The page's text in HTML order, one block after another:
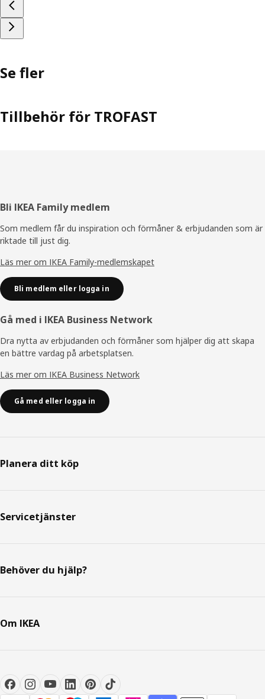
Se fler
Tillbehör för TROFAST
Sidfot
Bli IKEA Family medlem
Som medlem får du inspiration och förmåner & erbjudanden som är
riktade till just dig.
Läs mer om IKEA Family-medlemskapet
Bli medlem eller logga in
Gå med i IKEA Business Network
Dra nytta av erbjudanden och förmåner som hjälper dig att skapa
en bättre vardag på arbetsplatsen.
Läs mer om IKEA Business Network
Gå med eller logga in
Planera ditt köp
Servicetjänster
Behöver du hjälp?
Om IKEA